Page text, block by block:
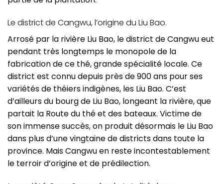
Le district de Cangwu, l’origine du Liu Bao.
Arrosé par la rivière Liu Bao, le district de Cangwu eut
pendant très longtemps le monopole de la
fabrication de ce thé, grande spécialité locale. Ce
district est connu depuis près de 900 ans pour ses
variétés de théiers indigènes, les Liu Bao. C’est
d’ailleurs du bourg de Liu Bao, longeant la rivière, que
partait la Route du thé et des bateaux. Victime de
son immense succès, on produit désormais le Liu Bao
dans plus d’une vingtaine de districts dans toute la
province. Mais Cangwu en reste incontestablement
le terroir d’origine et de prédilection.